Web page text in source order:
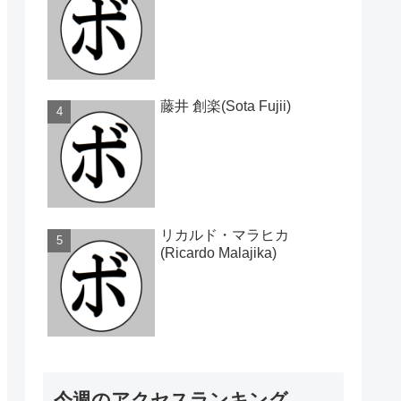
藤井 創楽(Sota Fujii)
リカルド・マラヒカ
(Ricardo Malajika)